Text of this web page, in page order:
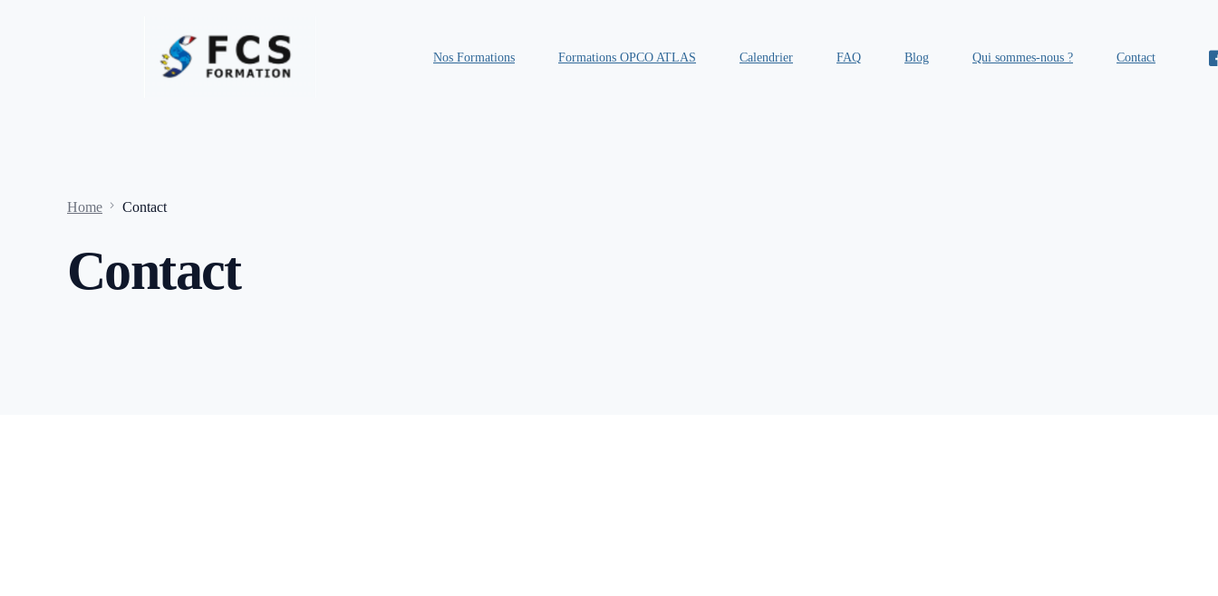
Nos Formations Formations OPCO ATLAS Calendrier FAQ Blog Qui sommes-nous ? Contact
Home Contact
Contact